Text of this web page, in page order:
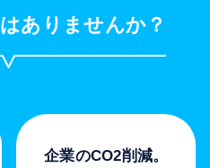
はありませんか？
企業のCO2削減。